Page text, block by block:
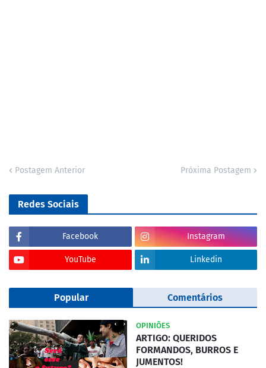
Postagem Anterior Próxima Postagem
Redes Sociais
Facebook Instagram
YouTube Linkedin
Popular Comentários
OPINIÕES
ARTIGO: QUERIDOS
FORMANDOS, BURROS E
JUMENTOS!